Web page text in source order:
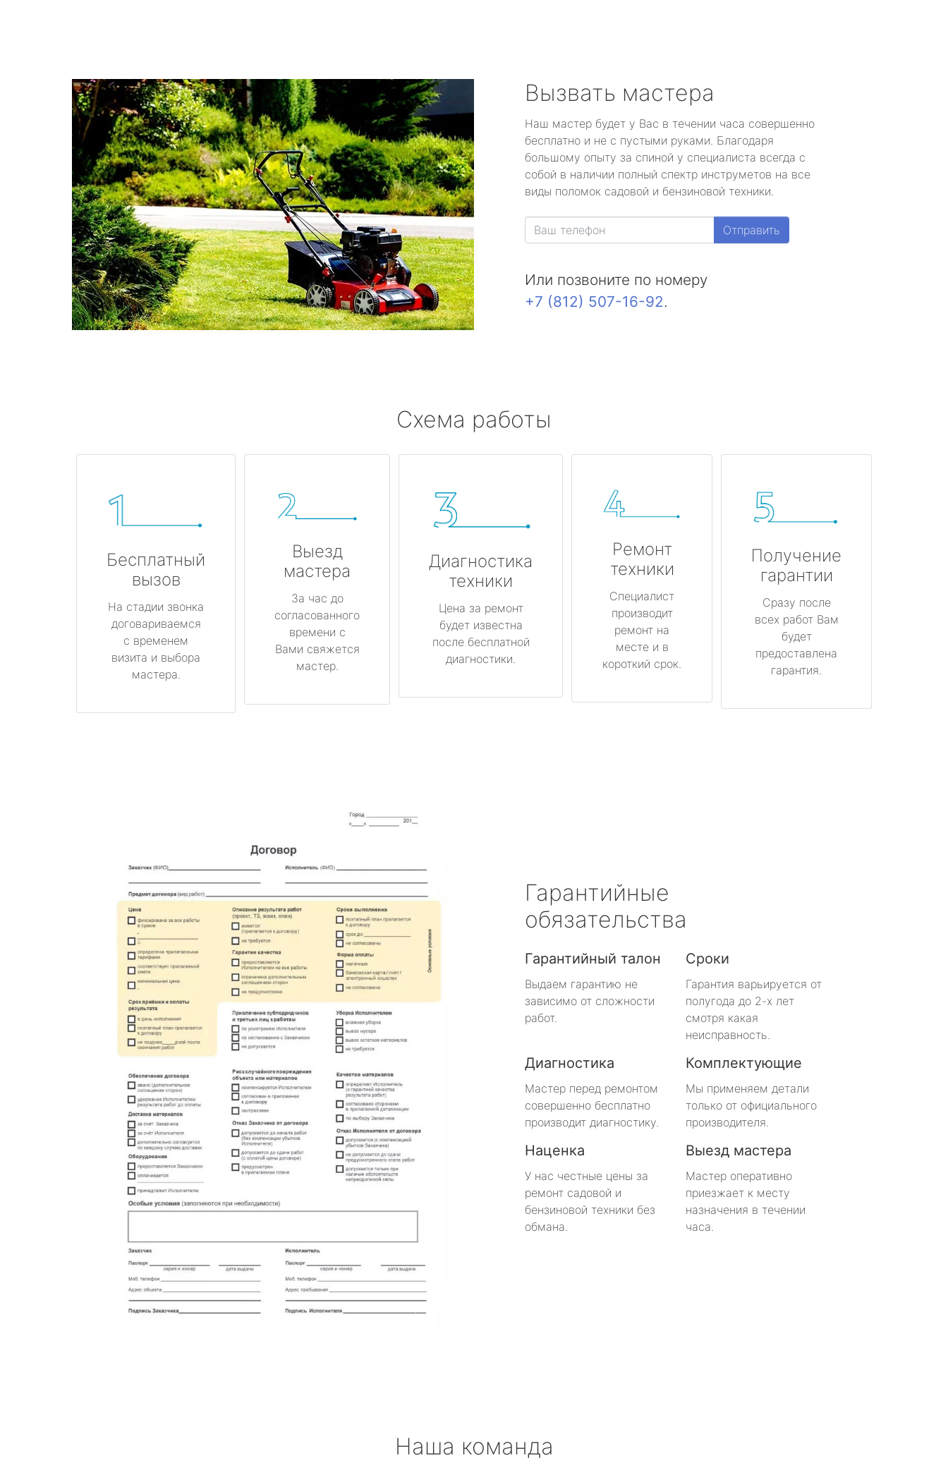
Вызвать мастера
Наш мастер будет у Вас в течении часа совершенно
бесплатно и не с пустыми руками. Благодаря
большому опыту за спиной у специалиста всегда с
собой в наличии полный спектр инструметов на все
виды поломок садовой и бензиновой техники.
Отправить
Или позвоните по номеру
+7 (812) 507-16-92.
Схема работы
Бесплатный
вызов
На стадии звонка
договариваемся
с временем
визита и выбора
мастера.
Выезд
мастера
За час до
согласованного
времени с
Вами свяжется
мастер.
Диагностика
техники
Цена за ремонт
будет известна
после бесплатной
диагностики.
Ремонт
техники
Специалист
производит
ремонт на
месте и в
короткий срок.
Получение
гарантии
Сразу после
всех работ Вам
будет
предоставлена
гарантия.
Гарантийные
обязательства
Гарантийный талон
Выдаем гарантию не
зависимо от сложности
работ.
Сроки
Гарантия варьируется от
полугода до 2-х лет
смотря какая
неисправность.
Диагностика
Мастер перед ремонтом
совершенно бесплатно
производит диагностику.
Комплектующие
Мы применяем детали
только от официального
производителя.
Наценка
У нас честные цены за
ремонт садовой и
бензиновой техники без
обмана.
Выезд мастера
Мастер оперативно
приезжает к месту
назначения в течении
часа.
Наша команда